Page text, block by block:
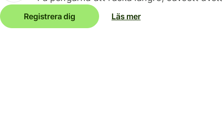
Registrera dig Läs mer